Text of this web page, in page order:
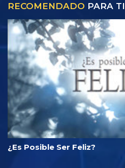
RECOMENDADO PARA TI
¿Es Posible Ser Feliz?